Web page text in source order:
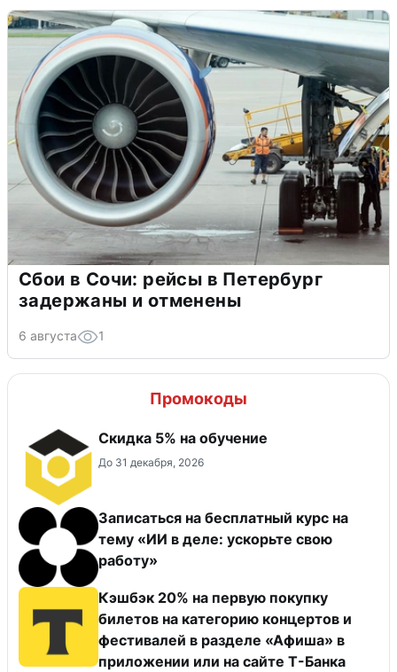
Сбои в Сочи: рейсы в Петербург
задержаны и отменены
6 августа 1
Промокоды
Скидка 5% на обучение
До 31 декабря, 2026
Записаться на бесплатный курс на
тему «ИИ в деле: ускорьте свою
работу»
Кэшбэк 20% на первую покупку
билетов на категорию концертов и
фестивалей в разделе «Афиша» в
приложении или на сайте Т-Банка